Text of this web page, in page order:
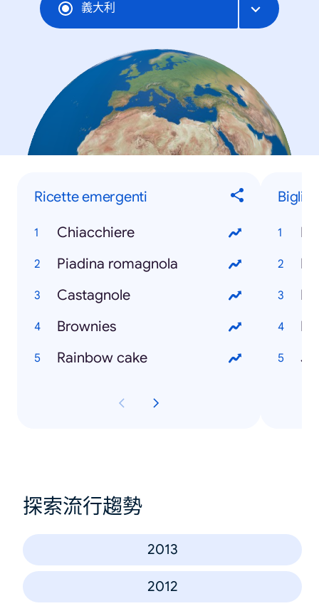
義大利
Ricette emergenti
Chiacchiere
Piadina romagnola
Castagnole
Brownies
Rainbow cake
探索流行趨勢
2013
2012